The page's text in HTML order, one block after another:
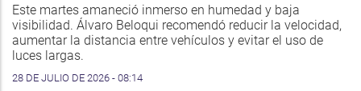
Este martes amaneció inmerso en humedad y baja
visibilidad. Álvaro Beloqui recomendó reducir la velocidad,
aumentar la distancia entre vehículos y evitar el uso de
luces largas.
28 DE JULIO DE 2026 - 08:14